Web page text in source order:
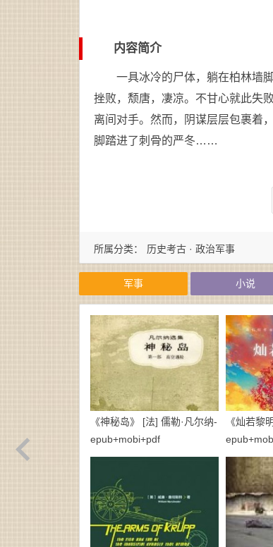
内容简介
一具冰冷的尸体，躺在柏林墙
挫败，颓唐，凄凉。不甘心就此失
离间对手。然而，阴谋层层包裹着
脚踏进了刺骨的严冬……
所属分类： 历史考古 · 政治军事
军事 小说
《神秘岛》 [法] 儒勒·凡尔纳-
epub+mobi+pdf
《灿若黎